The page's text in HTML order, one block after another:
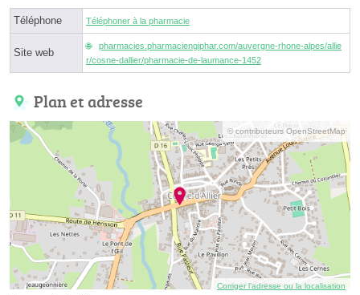
Téléphone Téléphoner à la pharmacie
Site web
pharmacies.pharmaciengiphar.com/auvergne-rhone-alpes/allie
r/cosne-dallier/pharmacie-de-laumance-1452
Plan et adresse
© contributeurs OpenStreetMap
Corriger l’adresse ou la localisation